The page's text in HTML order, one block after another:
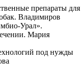
препараты для
Владимиров
Урал».
Мария
под нужды